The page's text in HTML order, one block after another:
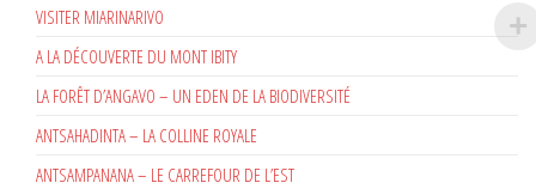
VISITER MIARINARIVO
A LA DÉCOUVERTE DU MONT IBITY
LA FORÊT D’ANGAVO – UN EDEN DE LA BIODIVERSITÉ
ANTSAHADINTA – LA COLLINE ROYALE
ANTSAMPANANA – LE CARREFOUR DE L’EST